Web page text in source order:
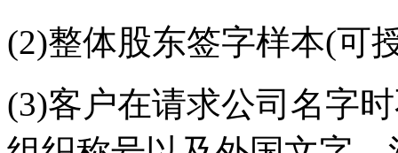
(2)整体股东签字样本(可
(3)客户在请求公司名字